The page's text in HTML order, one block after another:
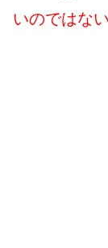
いのではな